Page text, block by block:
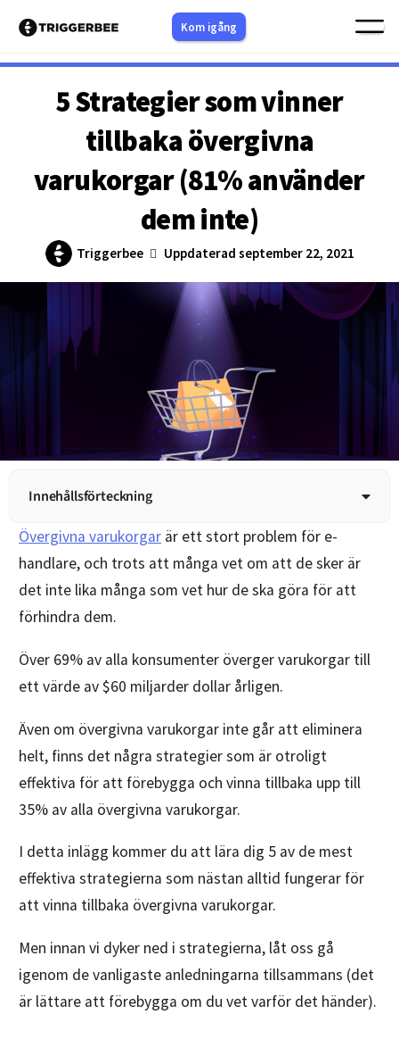
innehåll
Kom igång
5 Strategier som vinner
tillbaka övergivna
varukorgar (81% använder
dem inte)
Triggerbee Uppdaterad september 22, 2021
Övergivna varukorgar är ett stort problem för e-
handlare, och trots att många vet om att de sker är
det inte lika många som vet hur de ska göra för att
förhindra dem.
Över 69% av alla konsumenter överger varukorgar till
ett värde av $60 miljarder dollar årligen.
Även om övergivna varukorgar inte går att eliminera
helt, finns det några strategier som är otroligt
effektiva för att förebygga och vinna tillbaka upp till
35% av alla övergivna varukorgar.
I detta inlägg kommer du att lära dig 5 av de mest
effektiva strategierna som nästan alltid fungerar för
att vinna tillbaka övergivna varukorgar.
Men innan vi dyker ned i strategierna, låt oss gå
igenom de vanligaste anledningarna tillsammans (det
är lättare att förebygga om du vet varför det händer).
Innehållsförteckning